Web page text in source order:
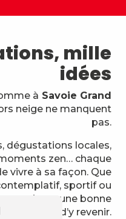
mille
idées
à Savoie Grand
neige ne manquent
pas.
dégustations locales,
zen… chaque
vivre à sa façon. Que
sportif ou
toujours une bonne
raison d’y revenir.